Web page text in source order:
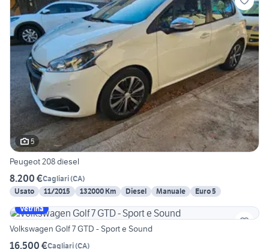
5
Peugeot 208 diesel
8.200 €Cagliari(CA)
Usato
11/2015 132000 Km Diesel Manuale
Euro 5
Vetrina
Volkswagen Golf 7 GTD - Sport e Sound
16.500 €Cagliari(CA)